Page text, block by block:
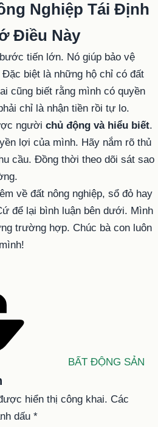
Nghiệp Tái Định
Điều Này
tiến lớn. Nó giúp bảo vệ
biệt là những hộ chỉ có đất
cũng biết rằng mình có quyền
chỉ là nhận tiền rồi tự lo.
người chủ động và hiểu biết.
lợi của mình. Hãy nắm rõ thủ
cầu. Đồng thời theo dõi sát sao
về đất nông nghiệp, sổ đỏ hay
để lại bình luận bên dưới. Mình
trường hợp. Chúc bà con luôn
BẤT ĐỘNG SẢN
hiển thị công khai. Các
dấu *